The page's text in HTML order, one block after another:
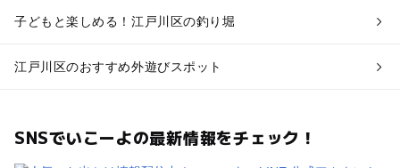
子どもと楽しめる！江戸川区の釣り堀
江戸川区のおすすめ外遊びスポット
SNSでいこーよの最新情報をチェック！